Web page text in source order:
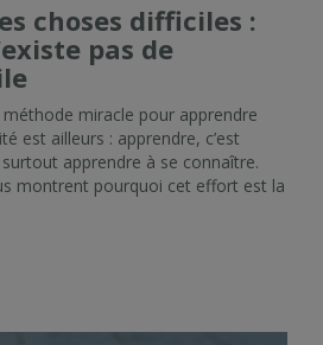
choses difficiles :
pas de
méthode miracle pour apprendre
est ailleurs : apprendre, c’est
apprendre à se connaître.
montrent pourquoi cet effort est la